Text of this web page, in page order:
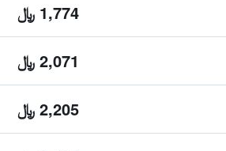
1,774 ﷼
2,071 ﷼
2,205 ﷼